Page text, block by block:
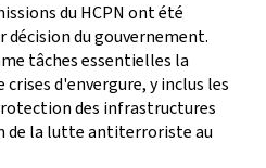
du HCPN ont été
décision du gouvernement.
tâches essentielles la
d'envergure, y inclus les
des infrastructures
de la lutte antiterroriste au